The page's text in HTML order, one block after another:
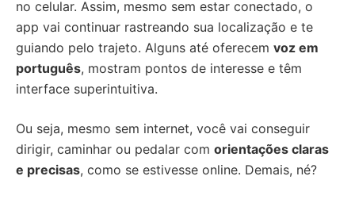
no celular. Assim, mesmo sem estar conectado, o
app vai continuar rastreando sua localização e te
guiando pelo trajeto. Alguns até oferecem voz em
português, mostram pontos de interesse e têm
interface superintuitiva.
Ou seja, mesmo sem internet, você vai conseguir
dirigir, caminhar ou pedalar com orientações claras
e precisas, como se estivesse online. Demais, né?